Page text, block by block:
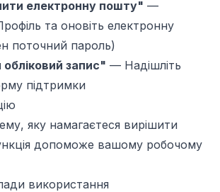
електронну пошту" —
та оновіть електронну
поточний пароль)
запис" — Надішліть
підтримки
яку намагаєтеся вирішити
допоможе вашому робочому
використання